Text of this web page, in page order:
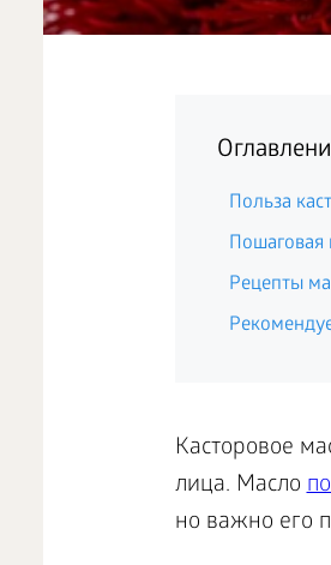
Польза
Пошаговая
Рецепты
Касторовое
лица. Масло
но важно его